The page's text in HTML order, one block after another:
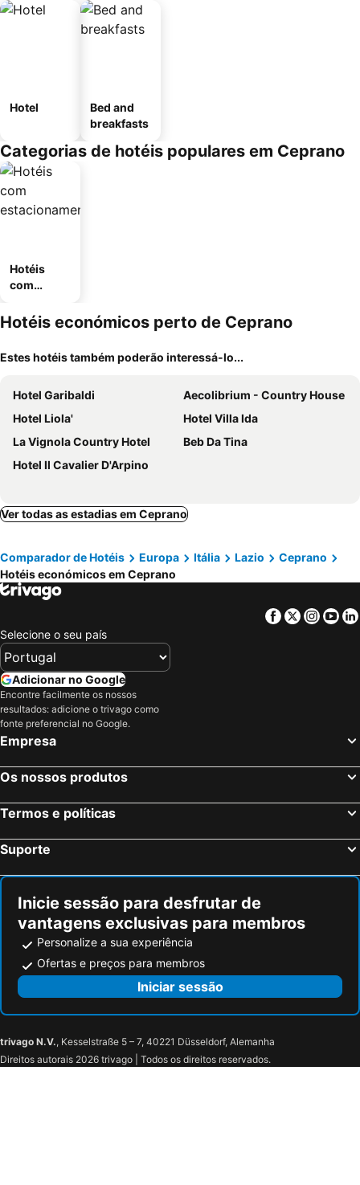
Hotel
Bed and
breakfasts
Categorias de hotéis populares em Ceprano
Hotéis
com
mento
Hotéis económicos perto de Ceprano
Estes hotéis também poderão interessá-lo...
Hotel Garibaldi
Aecolibrium - Country House
Hotel Liola'
Hotel Villa Ida
La Vignola Country Hotel
Beb Da Tina
Hotel Il Cavalier D'Arpino
Ver todas as estadias em Ceprano
Comparador de Hotéis Europa Itália Lazio
Ceprano
Hotéis económicos em Ceprano
Facebook
Twitter
Selecione o seu país
Adicionar no Google
Encontre facilmente os nossos
resultados: adicione o trivago como
fonte preferencial no Google.
Empresa
Os nossos produtos
Termos e políticas
Suporte
Inicie sessão para desfrutar de
vantagens exclusivas para membros
Personalize a sua experiência
Ofertas e preços para membros
Iniciar sessão
trivago N.V., Kesselstraße 5 – 7, 40221 Düsseldorf, Alemanha
Direitos autorais 2026 trivago | Todos os direitos reservados.